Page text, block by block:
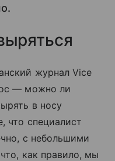
журнал Vice
— можно ли
в носу
что специалист
с небольшими
как правило, мы